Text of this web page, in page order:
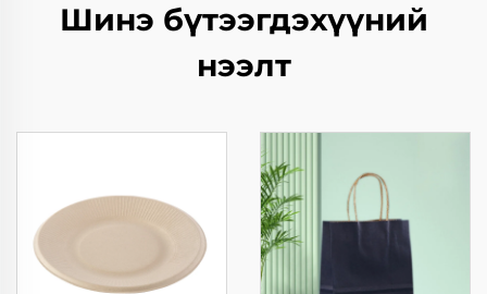
Шинэ бүтээгдэхүүний
нээлт